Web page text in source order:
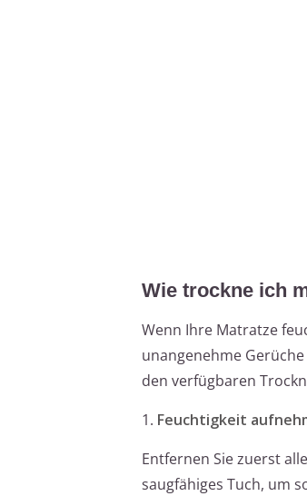
Wie trockne ich
Wenn Ihre Matratze
unangenehme
den verfügbaren
1. Feuchtigkeit
Entfernen Sie zuerst
saugfähiges Tuch, um